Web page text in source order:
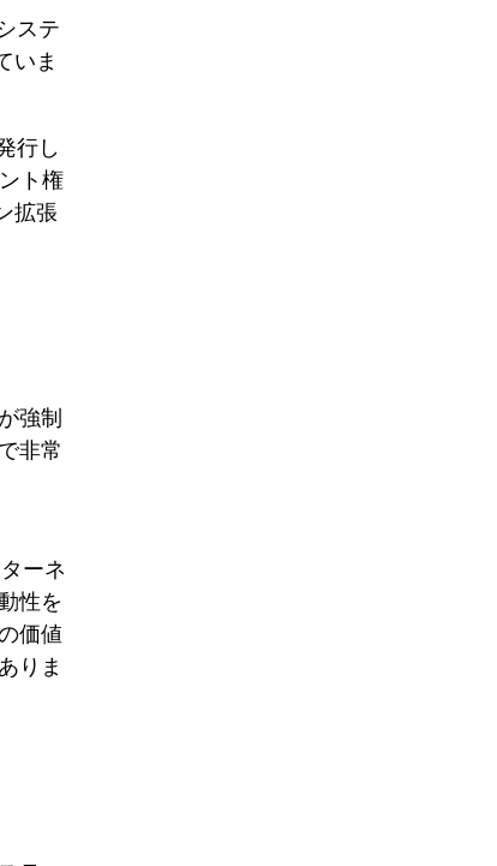
ステ
いま
行し
ト権
拡張
強制
非常
ーネ
性を
価値
りま